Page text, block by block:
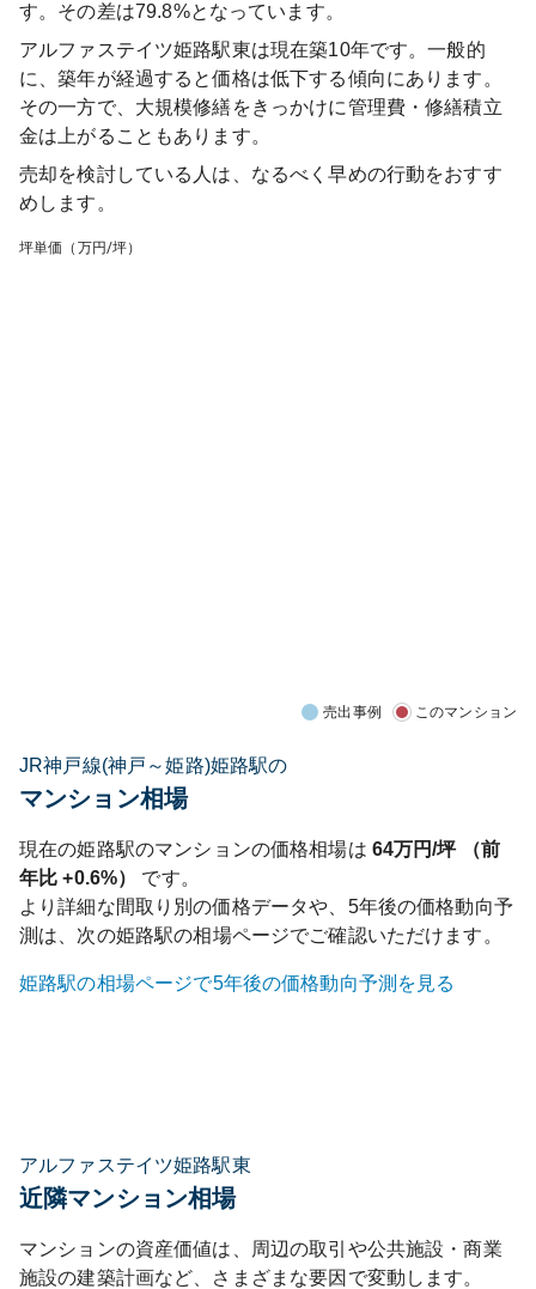
す。その差は79.8%となっています。
アルファステイツ姫路駅東は現在築10年です。一般的
に、築年が経過すると価格は低下する傾向にあります。
その一方で、大規模修繕をきっかけに管理費・修繕積立
金は上がることもあります。
売却を検討している人は、なるべく早めの行動をおすす
めします。
坪単価（万円/坪）
売出事例 このマンション
JR神戸線(神戸～姫路)姫路駅の
マンション相場
現在の姫路駅のマンションの価格相場は 64万円/坪 （前
年比+0.6%）
です。
より詳細な間取り別の価格データや、5年後の価格動向予
測は、次の姫路駅の相場ページでご確認いただけます。
姫路駅の相場ページで5年後の価格動向予測を見る
アルファステイツ姫路駅東
近隣マンション相場
マンションの資産価値は、周辺の取引や公共施設・商業
施設の建築計画など、さまざまな要因で変動します。